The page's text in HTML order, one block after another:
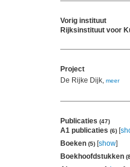
Vorig instituut
Rijksinstituut voor
Project
De Rijke Dijk, meer
Publicaties (47)
A1 publicaties (6) [
Boeken (5) [show]
Boekhoofdstukken